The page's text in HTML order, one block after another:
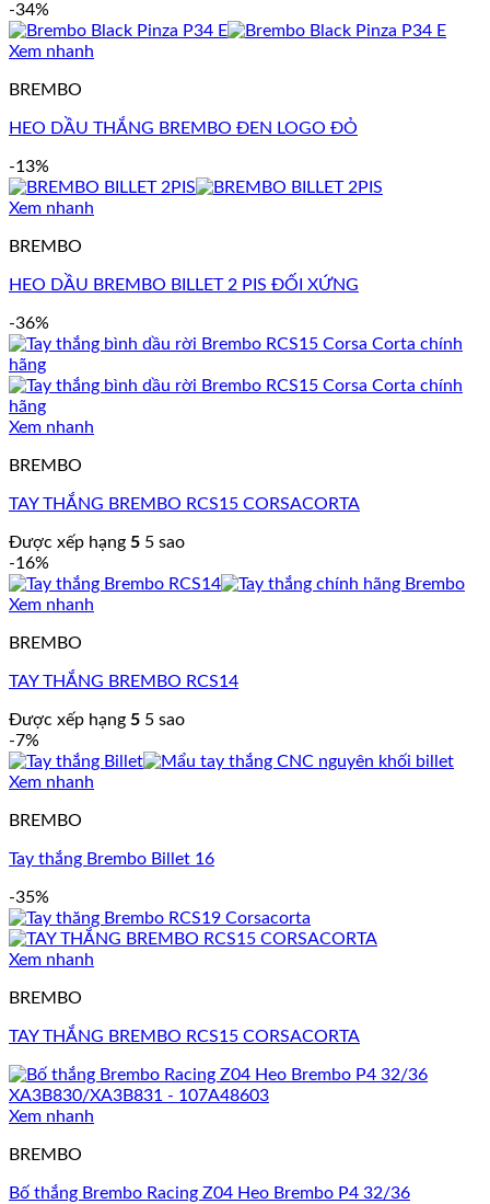
-34%
Xem nhanh
BREMBO
HEO DẦU THẮNG BREMBO ĐEN LOGO ĐỎ
-13%
Xem nhanh
BREMBO
HEO DẦU BREMBO BILLET 2 PIS ĐỐI XỨNG
-36%
Xem nhanh
BREMBO
TAY THẮNG BREMBO RCS15 CORSACORTA
Được xếp hạng 5 5 sao
-16%
Xem nhanh
BREMBO
TAY THẮNG BREMBO RCS14
Được xếp hạng 5 5 sao
-7%
Xem nhanh
BREMBO
Tay thắng Brembo Billet 16
-35%
Xem nhanh
BREMBO
TAY THẮNG BREMBO RCS15 CORSACORTA
Xem nhanh
BREMBO
Bố thắng Brembo Racing Z04 Heo Brembo P4 32/36